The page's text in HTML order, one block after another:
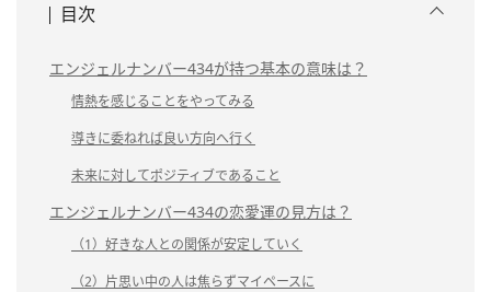
目次
エンジェルナンバー434が持つ基本の意味は？
情熱を感じることをやってみる
導きに委ねれば良い方向へ行く
未来に対してポジティブであること
エンジェルナンバー434の恋愛運の見方は？
（1）好きな人との関係が安定していく
（2）片思い中の人は焦らずマイペースに